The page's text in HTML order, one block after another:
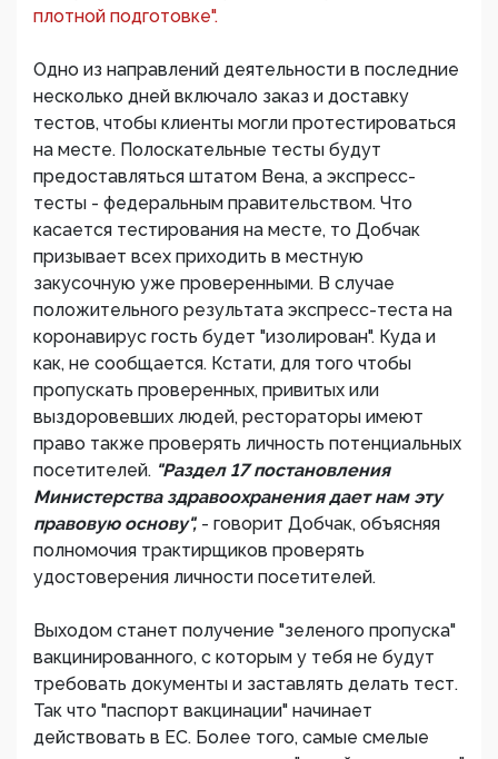
плотной подготовке".
Одно из направлений деятельности в последние
несколько дней включало заказ и доставку
тестов, чтобы клиенты могли протестироваться
на месте. Полоскательные тесты будут
предоставляться штатом Вена, а экспресс-
тесты - федеральным правительством. Что
касается тестирования на месте, то Добчак
призывает всех приходить в местную
закусочную уже проверенными. В случае
положительного результата экспресс-теста на
коронавирус гость будет "изолирован". Куда и
как, не сообщается. Кстати, для того чтобы
пропускать проверенных, привитых или
выздоровевших людей, рестораторы имеют
право также проверять личность потенциальных
посетителей. "Раздел 17 постановления
Министерства здравоохранения дает нам эту
правовую основу", - говорит Добчак, объясняя
полномочия трактирщиков проверять
удостоверения личности посетителей.
Выходом станет получение "зеленого пропуска"
вакцинированного, с которым у тебя не будут
требовать документы и заставлять делать тест.
Так что "паспорт вакцинации" начинает
действовать в ЕС. Более того, самые смелые